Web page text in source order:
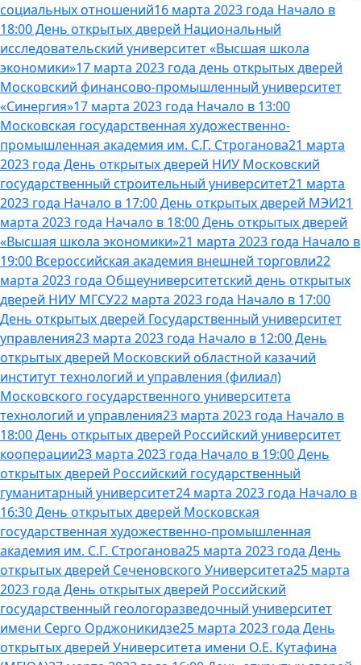
социальных отношений16 марта 2023 года Начало в
18:00 День открытых дверей Национальный
исследовательский университет «Высшая школа
экономики»17 марта 2023 года день открытых дверей
Московский финансово-промышленный университет
«Синергия»17 марта 2023 года Начало в 13:00
Московская государственная художественно-
промышленная академия им. С.Г. Строганова21 марта
2023 года День открытых дверей НИУ Московский
государственный строительный университет21 марта
2023 года Начало в 17:00 День открытых дверей МЭИ21
марта 2023 года Начало в 18:00 День открытых дверей
«Высшая школа экономики»21 марта 2023 года Начало в
19:00 Всероссийская академия внешней торговли22
марта 2023 года Общеуниверситетский день открытых
дверей НИУ МГСУ22 марта 2023 года Начало в 17:00
День открытых дверей Государственный университет
управления23 марта 2023 года Начало в 12:00 День
открытых дверей Московский областной казачий
институт технологий и управления (филиал)
Московского государственного университета
технологий и управления23 марта 2023 года Начало в
18:00 День открытых дверей Российский университет
кооперации23 марта 2023 года Начало в 19:00 День
открытых дверей Российский государственный
гуманитарный университет24 марта 2023 года Начало в
16:30 День открытых дверей Московская
государственная художественно-промышленная
академия им. С.Г. Строганова25 марта 2023 года День
открытых дверей Сеченовского Университета25 марта
2023 года День открытых дверей Российский
государственный геологоразведочный университет
имени Серго Орджоникидзе25 марта 2023 года День
открытых дверей Университета имени О.Е. Кутафина